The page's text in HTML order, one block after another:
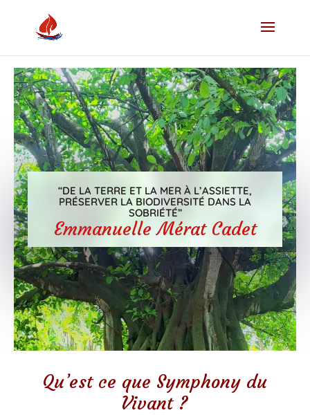
“DE LA TERRE ET LA MER À L’ASSIETTE,
PRÉSERVER LA BIODIVERSITÉ DANS LA
SOBRIÉTÉ”
Emmanuelle Mérat Cadet
Qu’est ce que Symphony du
Vivant ?